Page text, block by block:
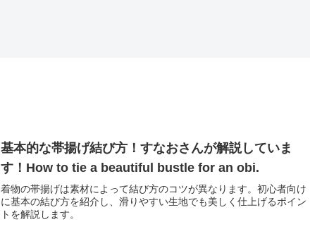
基本的な帯揚げ結び方！すなおさんが解説していま
す！How to tie a beautiful bustle for an obi.
着物の帯揚げは素材によって結び方のコツが異なります。初心者向け
に基本の結び方を紹介し、滑りやすい生地でも美しく仕上げるポイン
トを解説します。